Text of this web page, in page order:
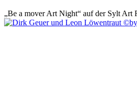
„Be a mover Art Night“ auf der Sylt